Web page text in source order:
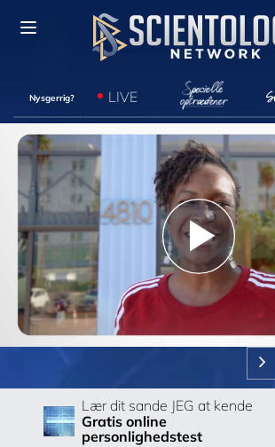
Nysgerrig? LIVE
Play
Video
Lær dit sande JEG at kende
Gratis online
personlighedstest